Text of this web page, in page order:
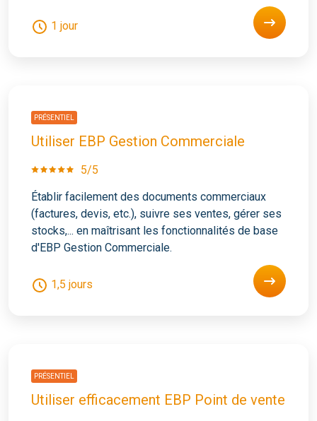
1 jour
PRÉSENTIEL
Utiliser EBP Gestion Commerciale
5/5
Établir facilement des documents commerciaux
(factures, devis, etc.), suivre ses ventes, gérer ses
stocks,... en maîtrisant les fonctionnalités de base
d'EBP Gestion Commerciale.
1,5 jours
PRÉSENTIEL
Utiliser efficacement EBP Point de vente